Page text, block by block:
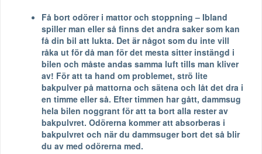
Få bort odörer i mattor och stoppning – Ibland
spiller man eller så finns det andra saker som kan
få din bil att lukta. Det är något som du inte vill
råka ut för då man för det mesta sitter instängd i
bilen och måste andas samma luft tills man kliver
av! För att ta hand om problemet, strö lite
bakpulver på mattorna och sätena och låt det dra i
en timme eller så. Efter timmen har gått, dammsug
hela bilen noggrant för att ta bort alla rester av
bakpulvret. Odörerna kommer att absorberas i
bakpulvret och när du dammsuger bort det så blir
du av med odörerna med.